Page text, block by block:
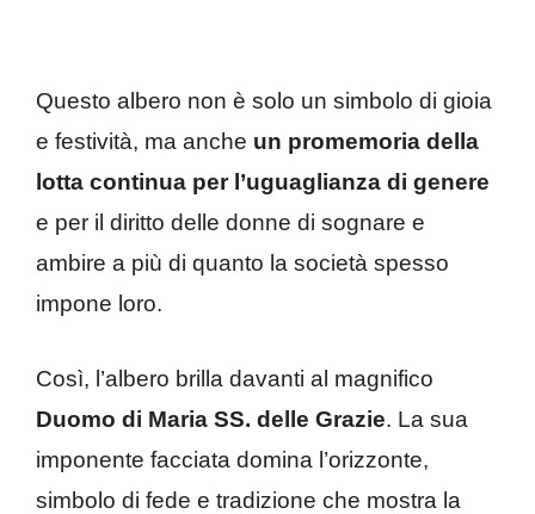
Questo albero non è solo un simbolo di gioia
e festività, ma anche un promemoria della
lotta continua per l’uguaglianza di genere
e per il diritto delle donne di sognare e
ambire a più di quanto la società spesso
impone loro.
Così, l’albero brilla davanti al magnifico
Duomo di Maria SS. delle Grazie. La sua
imponente facciata domina l’orizzonte,
simbolo di fede e tradizione che mostra la